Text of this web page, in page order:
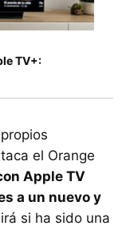
TV+:
el Orange
Apple TV
a un nuevo y
si ha sido una